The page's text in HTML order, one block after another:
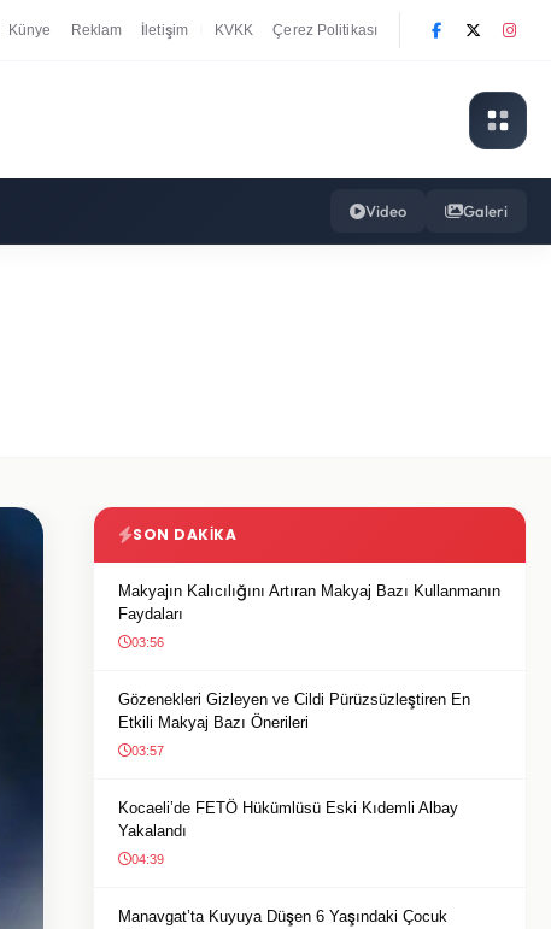
Künye Reklam İletişim KVKK Çerez Politikası
Video Galeri
SON DAKIKA
Makyajın Kalıcılığını Artıran Makyaj Bazı Kullanmanın
Faydaları
03:56
Gözenekleri Gizleyen ve Cildi Pürüzsüzleştiren En
Etkili Makyaj Bazı Önerileri
03:57
Kocaeli’de FETÖ Hükümlüsü Eski Kıdemli Albay
Yakalandı
04:39
Manavgat’ta Kuyuya Düşen 6 Yaşındaki Çocuk